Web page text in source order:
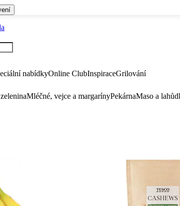
nabídkyOnline ClubInspiraceGrilování
Mléčné, vejce a margarínyPekárnaMaso a